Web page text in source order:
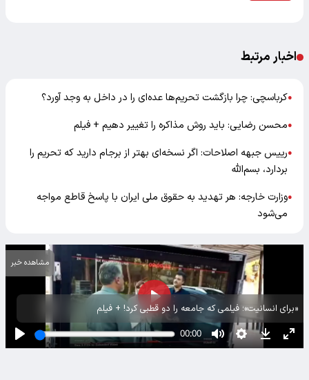
اخبار مرتبط
●کرباسچی: چرا بازگشت تحریم‌ها عده‌ای را در داخل به وجد آورد؟
●محسن رضایی: باید روش مذاکره را تغییر دهیم + فیلم
●رییس جبهه اصلاحات: اگر نسخه‌ای بهتر از برجام دارید که تحریم را
بردارد، بسم‌الله
●وزارت خارجه: هر تهدید به حقوق ملی ایران با پاسخ قاطع مواجه
می‌شود
«برای انسانیت»؛ فیلمی که جامعه را دو قطبی کرد! + فیلم
مشاهده خبر